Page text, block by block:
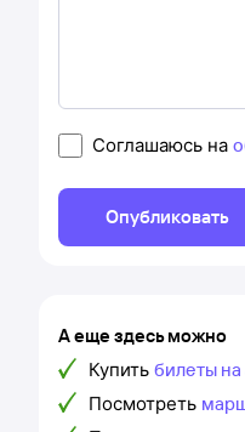
Соглашаюсь на
Опубликовать
А еще здесь можно
Купить билеты на
Посмотреть